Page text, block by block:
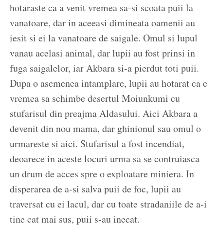
hotaraste ca a venit vremea sa-si scoata puii la
vanatoare, dar in aceeasi dimineata oamenii au
iesit si ei la vanatoare de saigale. Omul si lupul
vanau acelasi animal, dar lupii au fost prinsi in
fuga saigalelor, iar Akbara si-a pierdut toti puii.
Dupa o asemenea intamplare, lupii au hotarat ca e
vremea sa schimbe desertul Moiunkumi cu
stufarisul din preajma Aldasului. Aici Akbara a
devenit din nou mama, dar ghinionul sau omul o
urmareste si aici. Stufarisul a fost incendiat,
deoarece in aceste locuri urma sa se contruiasca
un drum de acces spre o exploatare miniera. In
disperarea de a-si salva puii de foc, lupii au
traversat cu ei lacul, dar cu toate stradaniile de a-i
tine cat mai sus, puii s-au inecat.